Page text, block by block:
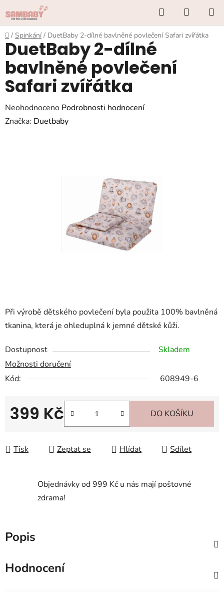
na
obsah
Hledat
KOŠÍK
Domů
/ Spinkání / DuetBaby 2-dílné bavlněné povlečení Safari zvířátka
Při výrobě dětského povlečení byla použita 100% bavlněná
tkanina, která je ohleduplná k jemné dětské kůži.
Dostupnost
Skladem
Možnosti doručení
Kód:
608949-6
399 Kč DO KOŠÍKU
Tisk Zeptat se Hlídat Sdílet
DuetBaby 2-dílné
bavlněné povlečení
Safari zvířátka
Průměrné
hodnocení
Neohodnoceno Podrobnosti hodnocení
Značka: Duetbaby
Objednávky od 999 Kč u nás mají poštovné
zdrama!
Popis
Hodnocení